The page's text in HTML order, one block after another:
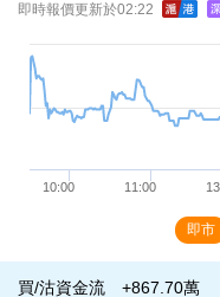
即時報價更新於02:22
即市
買/沽資金流 +867.70萬